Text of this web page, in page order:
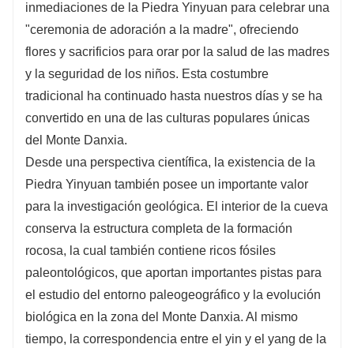
inmediaciones de la Piedra Yinyuan para celebrar una
"ceremonia de adoración a la madre", ofreciendo
flores y sacrificios para orar por la salud de las madres
y la seguridad de los niños. Esta costumbre
tradicional ha continuado hasta nuestros días y se ha
convertido en una de las culturas populares únicas
del Monte Danxia.
Desde una perspectiva científica, la existencia de la
Piedra Yinyuan también posee un importante valor
para la investigación geológica. El interior de la cueva
conserva la estructura completa de la formación
rocosa, la cual también contiene ricos fósiles
paleontológicos, que aportan importantes pistas para
el estudio del entorno paleogeográfico y la evolución
biológica en la zona del Monte Danxia. Al mismo
tiempo, la correspondencia entre el yin y el yang de la